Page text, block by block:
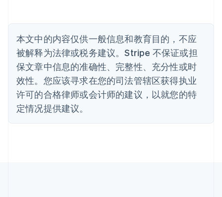
本文中的内容仅供一般信息和教育目的，不应
被解释为法律或税务建议。Stripe 不保证或担
保文章中信息的准确性、完整性、充分性或时
效性。您应该寻求在您的司法管辖区获得执业
许可的合格律师或会计师的建议，以就您的特
定情况提供建议。
English
丹麦
English
德国
DeutschEnglish
法国
FrançaisEnglish
芬兰
EnglishSvenska